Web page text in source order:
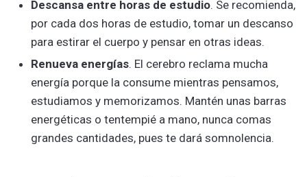
Descansa entre horas de estudio. Se recomienda,
por cada dos horas de estudio, tomar un descanso
para estirar el cuerpo y pensar en otras ideas.
Renueva energías. El cerebro reclama mucha
energía porque la consume mientras pensamos,
estudiamos y memorizamos. Mantén unas barras
energéticas o tentempié a mano, nunca comas
grandes cantidades, pues te dará somnolencia.